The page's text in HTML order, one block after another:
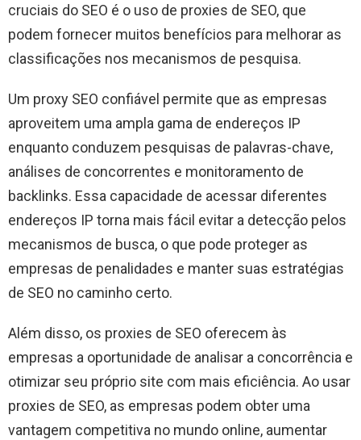
cruciais do SEO é o uso de proxies de SEO, que
podem fornecer muitos benefícios para melhorar as
classificações nos mecanismos de pesquisa.
Um proxy SEO confiável permite que as empresas
aproveitem uma ampla gama de endereços IP
enquanto conduzem pesquisas de palavras-chave,
análises de concorrentes e monitoramento de
backlinks. Essa capacidade de acessar diferentes
endereços IP torna mais fácil evitar a detecção pelos
mecanismos de busca, o que pode proteger as
empresas de penalidades e manter suas estratégias
de SEO no caminho certo.
Além disso, os proxies de SEO oferecem às
empresas a oportunidade de analisar a concorrência e
otimizar seu próprio site com mais eficiência. Ao usar
proxies de SEO, as empresas podem obter uma
vantagem competitiva no mundo online, aumentar